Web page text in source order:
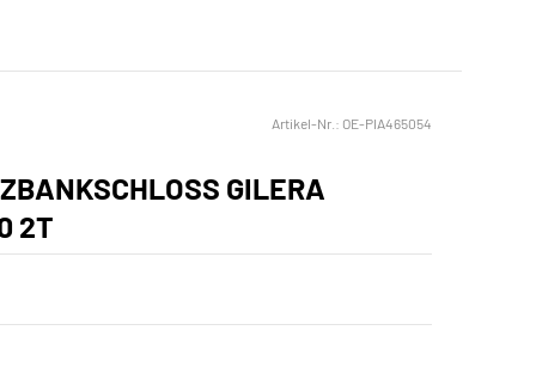
Artikel-Nr.: OE-PIA465054
GILERA
2T